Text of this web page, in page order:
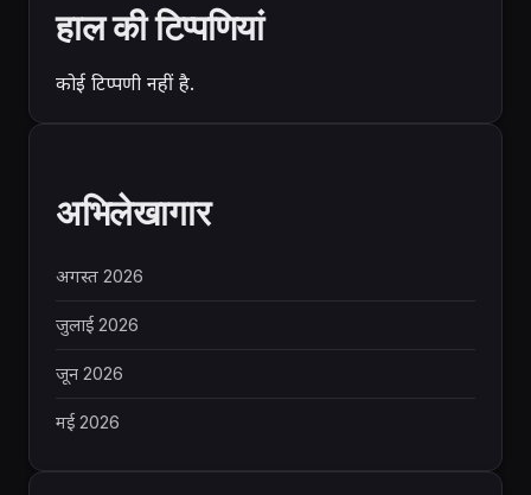
हाल की टिप्पणियां
कोई टिप्पणी नहीं है.
अभिलेखागार
अगस्त 2026
जुलाई 2026
जून 2026
मई 2026